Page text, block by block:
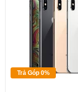
Trả Góp 0%